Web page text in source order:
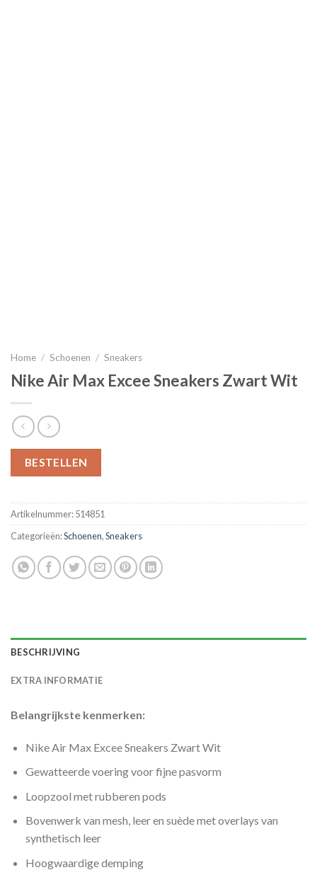
Home / Schoenen / Sneakers
Nike Air Max Excee Sneakers Zwart Wit
BESTELLEN
Artikelnummer:514851
Categorieën:Schoenen,Sneakers
BESCHRIJVING
EXTRA INFORMATIE
Belangrijkste kenmerken:
Nike Air Max Excee Sneakers Zwart Wit
Gewatteerde voering voor fijne pasvorm
Loopzool met rubberen pods
Bovenwerk van mesh, leer en suède met overlays van
synthetisch leer
Hoogwaardige demping